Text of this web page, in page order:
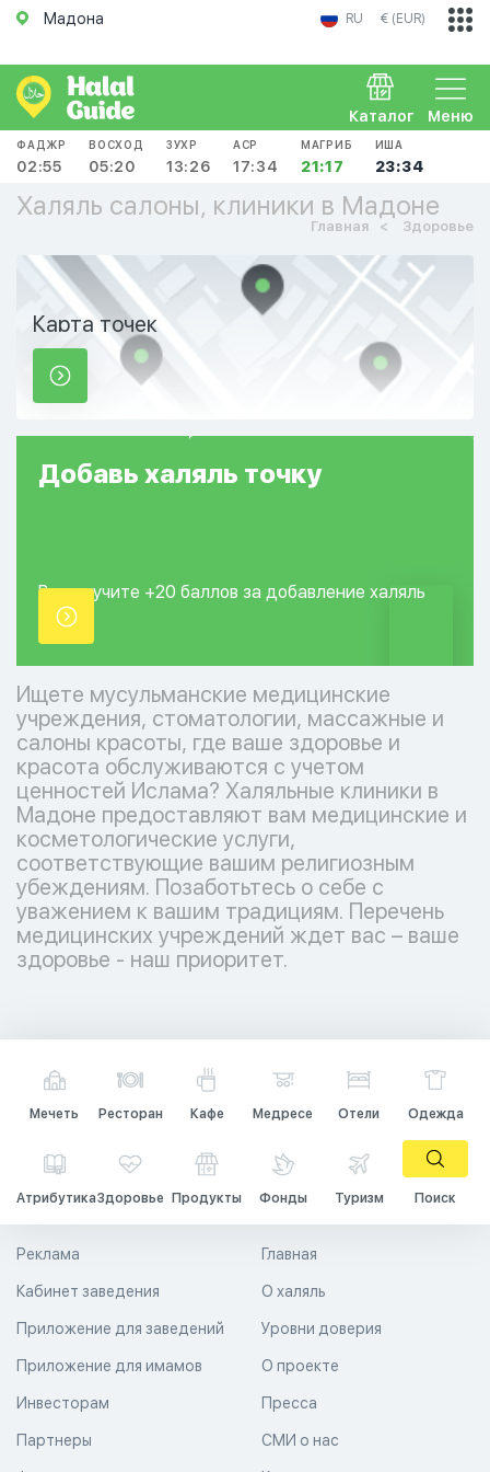
Мадона RU € (EUR)
Меню
Каталог
ФАДЖР
02:55
ВОСХОД
05:20
ЗУХР
13:26
АСР
17:34
МАГРИБ
21:17
ИША
23:34
Халяль салоны, клиники в Мадоне
Главная Здоровье
Карта точек
Добавь халяль точку
Вы получите +20 баллов за добавление халяль
точки.
Ищете мусульманские медицинские
учреждения, стоматологии, массажные и
салоны красоты, где ваше здоровье и
красота обслуживаются с учетом
ценностей Ислама? Халяльные клиники в
Мадоне предоставляют вам медицинские и
косметологические услуги,
соответствующие вашим религиозным
убеждениям. Позаботьтесь о себе с
уважением к вашим традициям. Перечень
медицинских учреждений ждет вас – ваше
здоровье - наш приоритет.
Мечеть Ресторан Кафе Медресе Отели Одежда
АтрибутикаЗдоровье Продукты Фонды Туризм Поиск
Главная
О халяль
Уровни доверия
Реклама
Кабинет заведения
Приложение для заведений
Приложение для имамов О проекте
Пресса
СМИ о нас
Инвесторам
Партнеры